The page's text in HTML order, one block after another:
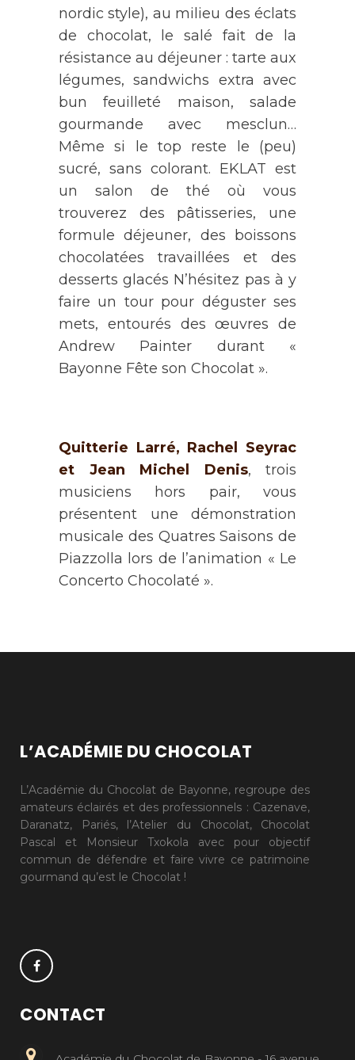
nordic style), au milieu des éclats
de chocolat, le salé fait de la
résistance au déjeuner : tarte aux
légumes, sandwichs extra avec
bun feuilleté maison, salade
gourmande avec mesclun…
Même si le top reste le (peu)
sucré, sans colorant. EKLAT est
un salon de thé où vous
trouverez des pâtisseries, une
formule déjeuner, des boissons
chocolatées travaillées et des
desserts glacés N’hésitez pas à y
faire un tour pour déguster ses
mets, entourés des œuvres de
Andrew Painter durant «
Bayonne Fête son Chocolat ».
Quitterie Larré, Rachel Seyrac
et Jean Michel Denis, trois
musiciens hors pair, vous
présentent une démonstration
musicale des Quatres Saisons de
Piazzolla lors de l’animation « Le
Concerto Chocolaté ».
L’ACADÉMIE DU CHOCOLAT
L’Académie du Chocolat de Bayonne, regroupe des
amateurs éclairés et des professionnels : Cazenave,
Daranatz, Pariés, l’Atelier du Chocolat, Chocolat
Pascal et Monsieur Txokola avec pour objectif
commun de défendre et faire vivre ce patrimoine
gourmand qu’est le Chocolat !
CONTACT